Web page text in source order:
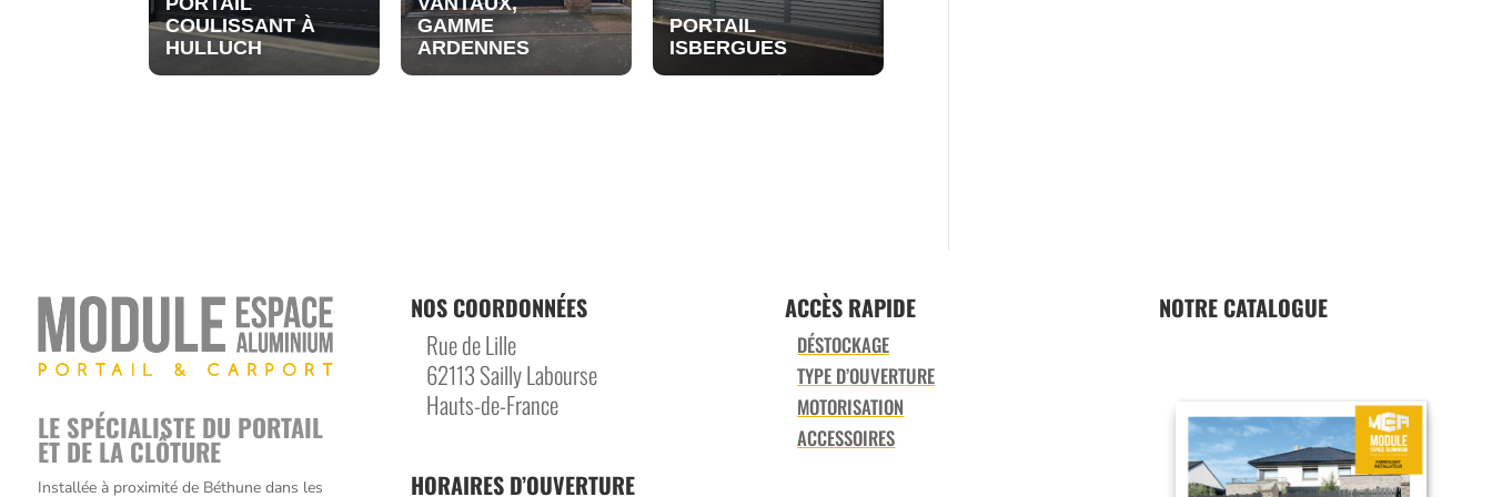
COULISSANT À
HULLUCH
GAMME
ARDENNES
PORTAIL
ISBERGUES
LE SPÉCIALISTE DU PORTAIL
ET DE LA CLÔTURE
Installée à proximité de Béthune dans les
NOS COORDONNÉES
Rue de Lille
62113 Sailly Labourse
Hauts-de-France
HORAIRES D’OUVERTURE
ACCÈS RAPIDE
DÉSTOCKAGE
TYPE D’OUVERTURE
MOTORISATION
ACCESSOIRES
NOTRE CATALOGUE